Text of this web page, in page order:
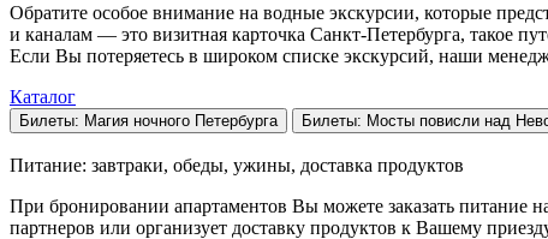
Обратите особое внимание на водные экскурсии, которые
и каналам — это визитная карточка Санкт-Петербурга, такое
Если Вы потеряетесь в широком списке экскурсий, наши
Каталог
Билеты: Магия ночного Петербурга Билеты: Мосты повисли над
Питание: завтраки, обеды, ужины, доставка продуктов
При бронировании апартаментов Вы можете заказать питание
партнеров или организует доставку продуктов к Вашему